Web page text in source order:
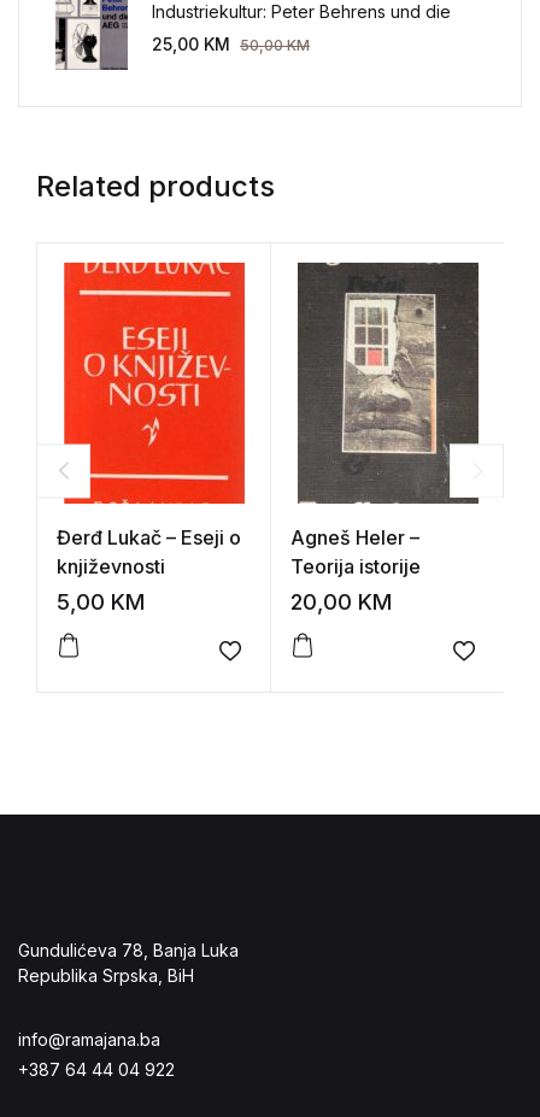
Industriekultur: Peter Behrens und die
AEG 1907-1914.
25,00 KM 50,00KM
Related products
Đerđ Lukač – Eseji o
književnosti
5,00 KM
Add to wishlist
Agneš Heler –
Teorija istorije
20,00 KM
Add to
Gundulićeva 78, Banja Luka
Republika Srpska, BiH
info@ramajana.ba
+387 64 44 04 922